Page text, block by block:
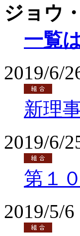
ジョウ
一覧
2019/6/
新理
2019/6/
第１
2019/5/6